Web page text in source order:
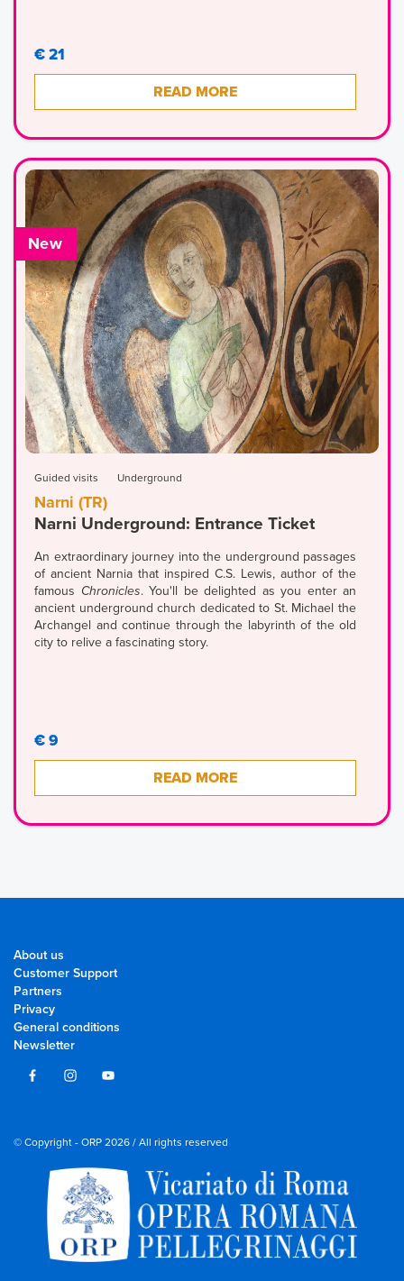
€ 21
READ MORE
New
Guided visits Underground
Narni (TR)
Narni Underground: Entrance Ticket
An extraordinary journey into the underground passages
of ancient Narnia that inspired C.S. Lewis, author of the
famous Chronicles. You'll be delighted as you enter an
ancient underground church dedicated to St. Michael the
Archangel and continue through the labyrinth of the old
city to relive a fascinating story.
€ 9
READ MORE
About us
Customer Support
Partners
Privacy
General conditions
Newsletter
© Copyright - ORP 2026 / All rights reserved